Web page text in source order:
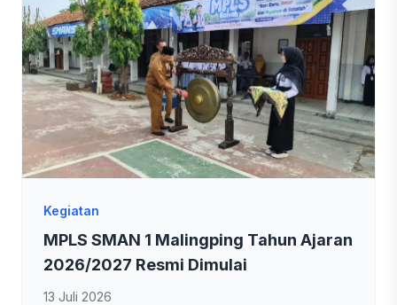
Kegiatan
MPLS SMAN 1 Malingping Tahun Ajaran
2026/2027 Resmi Dimulai
13 Juli 2026